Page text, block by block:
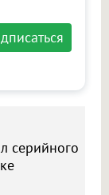
серийного